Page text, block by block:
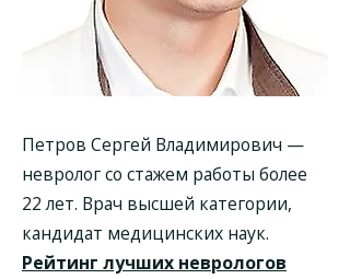
Петров Сергей Владимирович —
невролог со стажем работы более
22 лет. Врач высшей категории,
кандидат медицинских наук.
Рейтинг лучших неврологов